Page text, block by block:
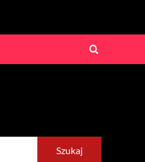
Szukaj